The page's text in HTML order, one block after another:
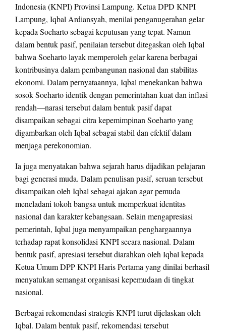
Indonesia (KNPI) Provinsi Lampung. Ketua DPD KNPI
Lampung, Iqbal Ardiansyah, menilai penganugerahan gelar
kepada Soeharto sebagai keputusan yang tepat. Namun
dalam bentuk pasif, penilaian tersebut ditegaskan oleh Iqbal
bahwa Soeharto layak memperoleh gelar karena berbagai
kontribusinya dalam pembangunan nasional dan stabilitas
ekonomi. Dalam pernyataannya, Iqbal menekankan bahwa
sosok Soeharto identik dengan pemerintahan kuat dan inflasi
rendah—narasi tersebut dalam bentuk pasif dapat
disampaikan sebagai citra kepemimpinan Soeharto yang
digambarkan oleh Iqbal sebagai stabil dan efektif dalam
menjaga perekonomian.
Ia juga menyatakan bahwa sejarah harus dijadikan pelajaran
bagi generasi muda. Dalam penulisan pasif, seruan tersebut
disampaikan oleh Iqbal sebagai ajakan agar pemuda
meneladani tokoh bangsa untuk memperkuat identitas
nasional dan karakter kebangsaan. Selain mengapresiasi
pemerintah, Iqbal juga menyampaikan penghargaannya
terhadap rapat konsolidasi KNPI secara nasional. Dalam
bentuk pasif, apresiasi tersebut diarahkan oleh Iqbal kepada
Ketua Umum DPP KNPI Haris Pertama yang dinilai berhasil
menyatukan semangat organisasi kepemudaan di tingkat
nasional.
Berbagai rekomendasi strategis KNPI turut dijelaskan oleh
Iqbal. Dalam bentuk pasif, rekomendasi tersebut